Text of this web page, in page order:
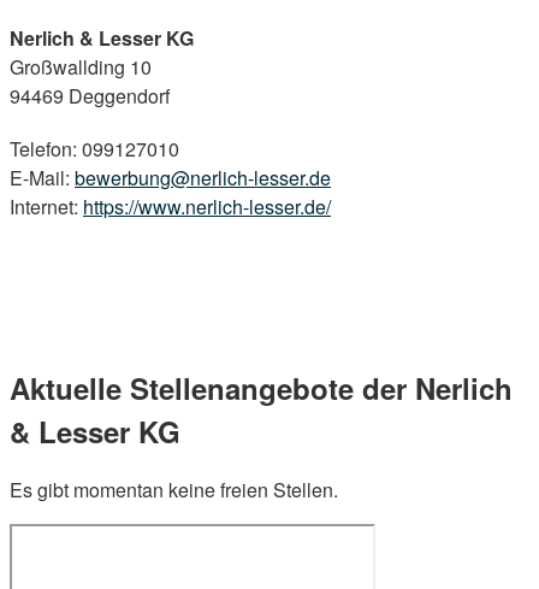
Nerlich & Lesser KG
Großwallding 10
94469 Deggendorf
Telefon: 099127010
E-Mail: bewerbung@nerlich-lesser.de
Internet: https://www.nerlich-lesser.de/
Aktuelle Stellenangebote der Nerlich
& Lesser KG
Es gibt momentan keine freien Stellen.